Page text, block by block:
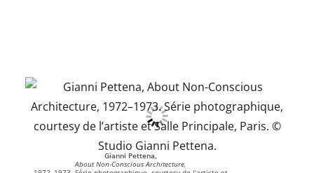
Gianni Pettena,
About Non-Conscious Architecture,